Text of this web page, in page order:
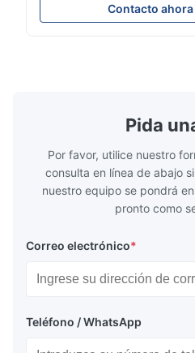
posición de instalación:
o en tuberías descendentes *
Contacto ahora
Pida
Por favor, utilice nuestro
consulta en línea de abajo
nuestro equipo se pondrá
pronto como
Correo electrónico*
Teléfono / WhatsApp